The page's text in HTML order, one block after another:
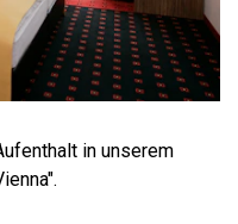
in unserem